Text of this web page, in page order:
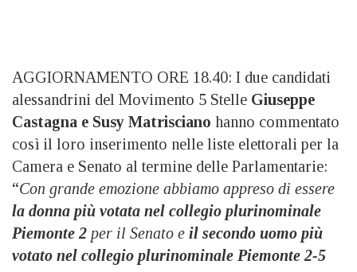
AGGIORNAMENTO ORE 18.40: I due candidati
alessandrini del Movimento 5 Stelle Giuseppe
Castagna e Susy Matrisciano hanno commentato
così il loro inserimento nelle liste elettorali per la
Camera e Senato al termine delle Parlamentarie:
“Con grande emozione abbiamo appreso di essere
la donna più votata nel collegio plurinominale
Piemonte 2 per il Senato e il secondo uomo più
votato nel collegio plurinominale Piemonte 2-5